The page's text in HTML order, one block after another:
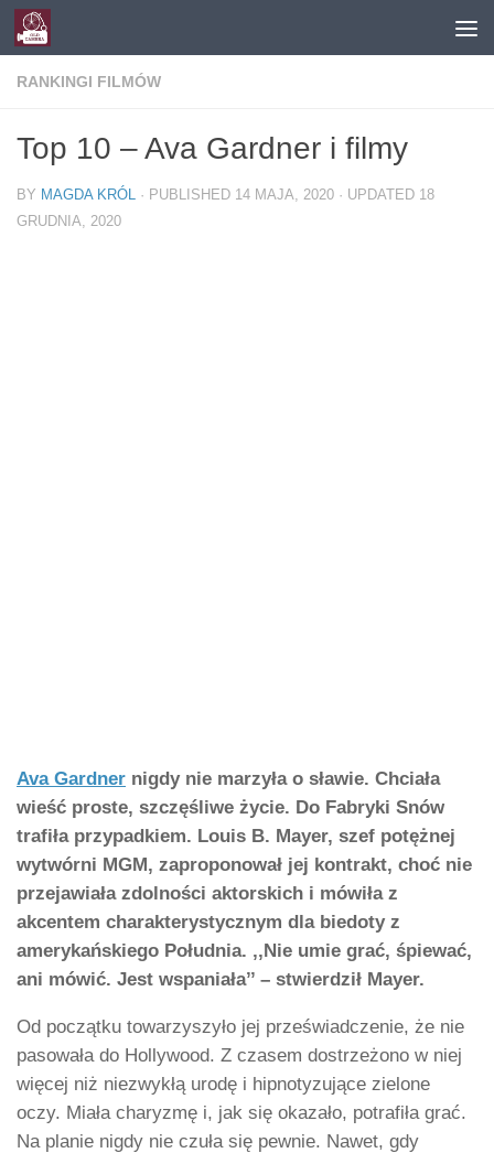
Skip to content
RANKINGI FILMÓW
Top 10 – Ava Gardner i filmy
BY MAGDA KRÓL · PUBLISHED 14 MAJA, 2020 · UPDATED 18
GRUDNIA, 2020
Ava Gardner nigdy nie marzyła o sławie. Chciała
wieść proste, szczęśliwe życie. Do Fabryki Snów
trafiła przypadkiem. Louis B. Mayer, szef potężnej
wytwórni MGM, zaproponował jej kontrakt, choć nie
przejawiała zdolności aktorskich i mówiła z
akcentem charakterystycznym dla biedoty z
amerykańskiego Południa. ,,Nie umie grać, śpiewać,
ani mówić. Jest wspaniała’’ – stwierdził Mayer.
Od początku towarzyszyło jej przeświadczenie, że nie
pasowała do Hollywood. Z czasem dostrzeżono w niej
więcej niż niezwykłą urodę i hipnotyzujące zielone
oczy. Miała charyzmę i, jak się okazało, potrafiła grać.
Na planie nigdy nie czuła się pewnie. Nawet, gdy